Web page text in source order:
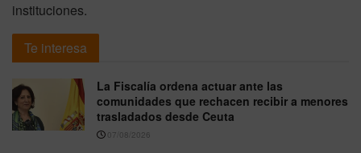
instituciones.
Te interesa
La Fiscalía ordena actuar ante las
comunidades que rechacen recibir a menores
trasladados desde Ceuta
07/08/2026